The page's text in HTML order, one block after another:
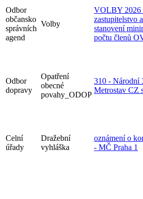
Odbor
občansko
správních
agend
Volby
VOLBY 2026
zastupitelstvo
stanovení
počtu členů
Odbor
dopravy
Opatření
obecné
povahy_ODOP
310 - Národní
Metrostav CZ
Celní
úřady
Dražební
vyhláška
oznámení o
- MČ Praha 1